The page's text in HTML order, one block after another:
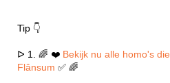
Tip 👇
ᐅ 1. 🌈 ❤️ Bekijk nu alle homo's
Flânsum ✅ 🌈